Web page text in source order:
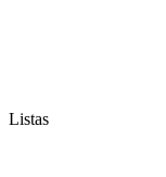
Listas